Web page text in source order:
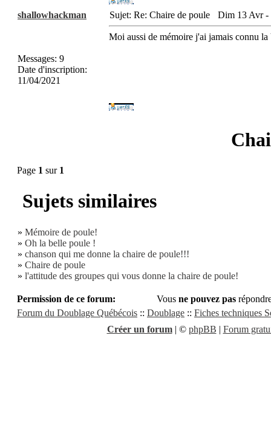
shallowhackman
Messages: 9
Date d'inscription:
11/04/2021
Sujet: Re: Chaire de poule Dim 13 Avr -
Moi aussi de mémoire j'ai jamais connu
Page 1 sur 1
Sujets similaires
» Mémoire de poule!
» Oh la belle poule !
» chanson qui me donne la chaire de poule!!!
» Chaire de poule
» l'attitude des groupes qui vous donne la chaire de poule!
Permission de ce forum: Vous ne pouvez pas
Forum du Doublage Québécois :: Doublage :: Fiches techniques
Créer un forum| © phpBB | Forum